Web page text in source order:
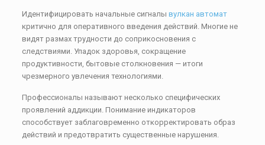
Идентифицировать начальные сигналы вулкан автомат
критично для оперативного введения действий. Многие не
видят размах трудности до соприкосновения с
следствиями. Упадок здоровья, сокращение
продуктивности, бытовые столкновения — итоги
чрезмерного увлечения технологиями.
Профессионалы называют несколько специфических
проявлений аддикции. Понимание индикаторов
способствует заблаговременно откорректировать образ
действий и предотвратить существенные нарушения.